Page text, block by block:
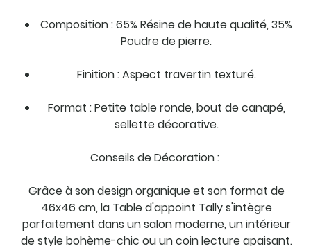
Composition : 65% Résine de haute qualité, 35%
Poudre de pierre.
Finition : Aspect travertin texturé.
Format : Petite table ronde, bout de canapé,
sellette décorative.
Conseils de Décoration :
Grâce à son design organique et son format de
46x46 cm, la Table d'appoint Tally s'intègre
parfaitement dans un salon moderne, un intérieur
de style bohème-chic ou un coin lecture apaisant.